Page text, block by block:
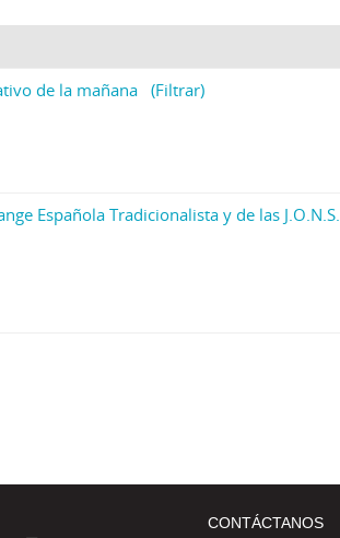
de la mañana (Filtrar)
Española Tradicionalista y de las J.O.N.S.
CONTÁCTANOS